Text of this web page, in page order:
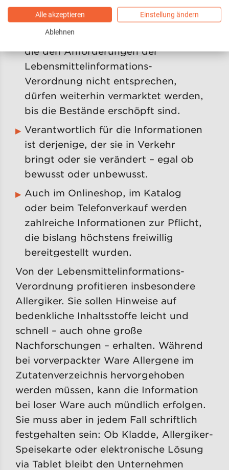
Lebensmittel, die vor dem 13.
Dezember 2014 in Verkehr gebracht
oder gekennzeichnet wurden und
die den Anforderungen der
Lebensmittelinformations-
Verordnung nicht entsprechen,
dürfen weiterhin vermarktet werden,
bis die Bestände erschöpft sind.
Verantwortlich für die Informationen
ist derjenige, der sie in Verkehr
bringt oder sie verändert – egal ob
bewusst oder unbewusst.
Auch im Onlineshop, im Katalog
oder beim Telefonverkauf werden
zahlreiche Informationen zur Pflicht,
die bislang höchstens freiwillig
bereitgestellt wurden.
Von der Lebensmittelinformations-
Verordnung profitieren insbesondere
Allergiker. Sie sollen Hinweise auf
bedenkliche Inhaltsstoffe leicht und
schnell – auch ohne große
Nachforschungen – erhalten. Während
bei vorverpackter Ware Allergene im
Zutatenverzeichnis hervorgehoben
werden müssen, kann die Information
bei loser Ware auch mündlich erfolgen.
Sie muss aber in jedem Fall schriftlich
festgehalten sein: Ob Kladde, Allergiker-
Speisekarte oder elektronische Lösung
via Tablet bleibt den Unternehmen
Alle akzeptieren Einstellung ändern
Ablehnen